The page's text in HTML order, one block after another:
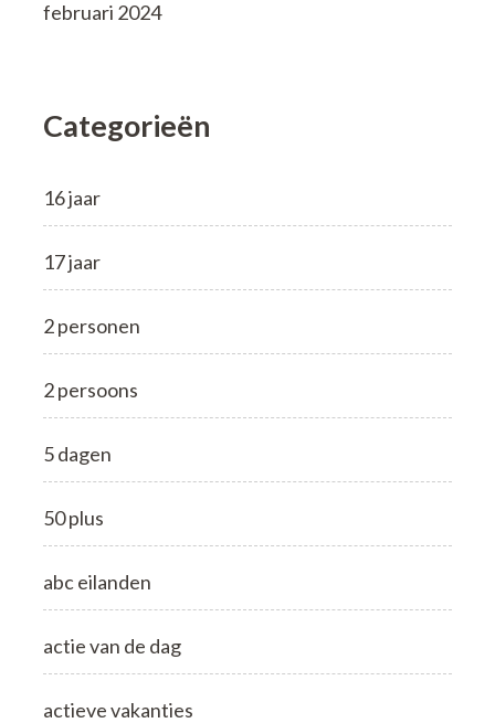
februari 2024
Categorieën
16 jaar
17 jaar
2 personen
2 persoons
5 dagen
50 plus
abc eilanden
actie van de dag
actieve vakanties